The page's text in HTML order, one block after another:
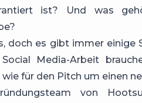
ist? Und was
doch es gibt immer einige
Media-Arbeit
für den Pitch um einen
von